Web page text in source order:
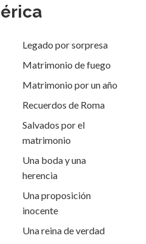
Legado por sorpresa
Matrimonio de fuego
Matrimonio por un año
Recuerdos de Roma
Salvados por el
matrimonio
Una boda y una
herencia
Una proposición
inocente
Una reina de verdad